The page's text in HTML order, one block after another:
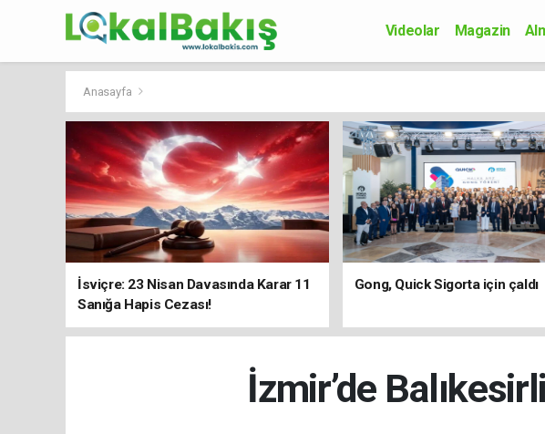
Videolar Magazin
Anasayfa
İsviçre: 23 Nisan Davasında Karar 11
Sanığa Hapis Cezası!
Gong, Quick Sigorta için çaldı
İzmir’de